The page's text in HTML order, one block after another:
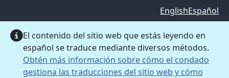
EnglishEspañol
El contenido del sitio web que estás leyendo en
español se traduce mediante diversos métodos.
Obtén más información sobre cómo el condado
gestiona las traducciones del sitio web y cómo